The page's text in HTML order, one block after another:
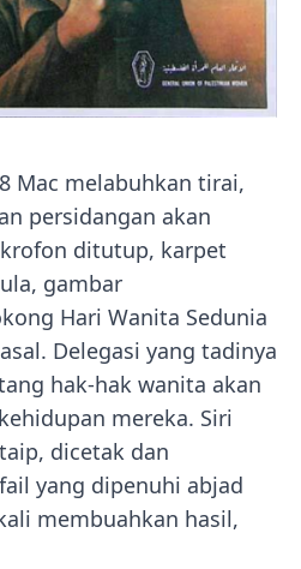
Mac melabuhkan tirai,
persidangan akan
ditutup, karpet
gambar
Hari Wanita Sedunia
Delegasi yang tadinya
hak-hak wanita akan
mereka. Siri
dicetak dan
yang dipenuhi abjad
membuahkan hasil,